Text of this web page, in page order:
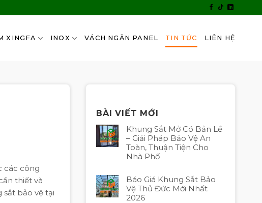
XINGFA INOX VÁCH NGĂN PANEL TIN TỨC LIÊN HỆ
các công
thiết và
sắt bảo vệ tại
BÀI VIẾT MỚI
Khung Sắt Mở Có Bản Lề
– Giải Pháp Bảo Vệ An
Toàn, Thuận Tiện Cho
Nhà Phố
Báo Giá Khung Sắt Bảo
Vệ Thủ Đức Mới Nhất
2026